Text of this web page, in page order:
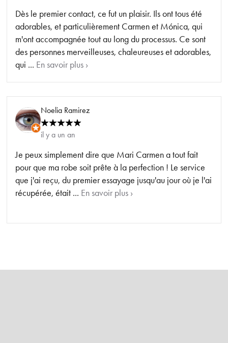
Dès le premier contact, ce fut un plaisir. Ils ont tous été
adorables, et particulièrement Carmen et Mónica, qui
m'ont accompagnée tout au long du processus. Ce sont
des personnes merveilleuses, chaleureuses et adorables,
qui ... En savoir plus ›
Noelia Ramirez
il y a un an
Je peux simplement dire que Mari Carmen a tout fait
pour que ma robe soit prête à la perfection ! Le service
que j'ai reçu, du premier essayage jusqu'au jour où je l'ai
récupérée, était ... En savoir plus ›